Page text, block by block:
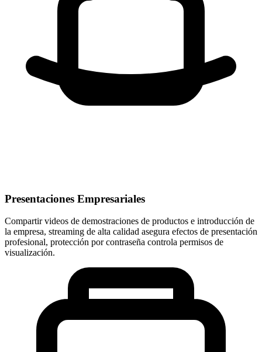
Presentaciones Empresariales
Compartir videos de demostraciones de productos e introducción de
la empresa, streaming de alta calidad asegura efectos de presentación
profesional, protección por contraseña controla permisos de
visualización.